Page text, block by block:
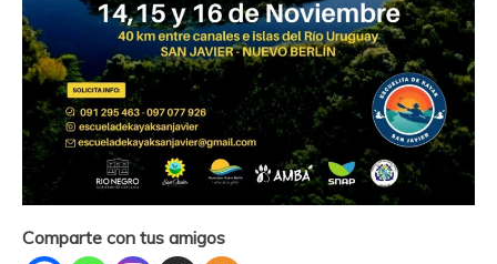
Comparte con tus amigos